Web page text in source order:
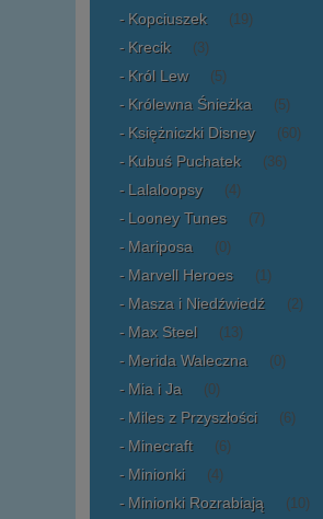
Kopciuszek (19)
Krecik (3)
Król Lew (5)
Królewna Śnieżka (5)
Księżniczki Disney (60)
Kubuś Puchatek (36)
Lalaloopsy (4)
Looney Tunes (7)
Mariposa (0)
Marvell Heroes (1)
Masza i Niedźwiedź (2)
Max Steel (13)
Merida Waleczna (0)
Mia i Ja (0)
Miles z Przyszłości (6)
Minecraft (6)
Minionki (4)
Minionki Rozrabiają (10)